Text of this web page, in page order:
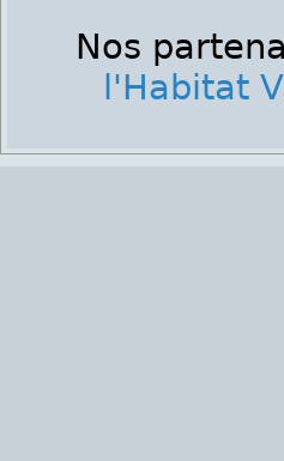
Nos
l'Habitat